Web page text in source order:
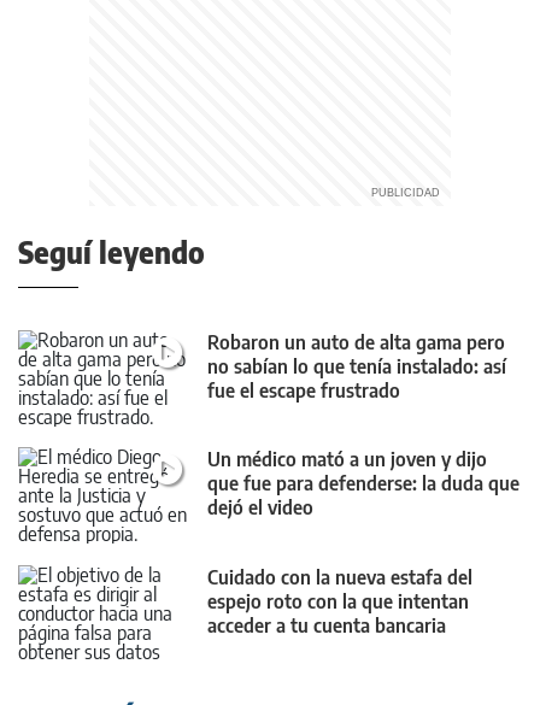
Seguí leyendo
Robaron un auto de alta gama pero
no sabían lo que tenía instalado: así
fue el escape frustrado
Un médico mató a un joven y dijo
que fue para defenderse: la duda que
dejó el video
Cuidado con la nueva estafa del
espejo roto con la que intentan
acceder a tu cuenta bancaria